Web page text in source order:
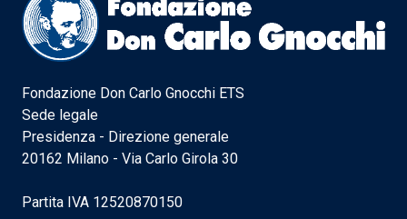
Fondazione Don Carlo Gnocchi ETS
Sede legale
Presidenza - Direzione generale
20162 Milano - Via Carlo Girola 30
Partita IVA 12520870150